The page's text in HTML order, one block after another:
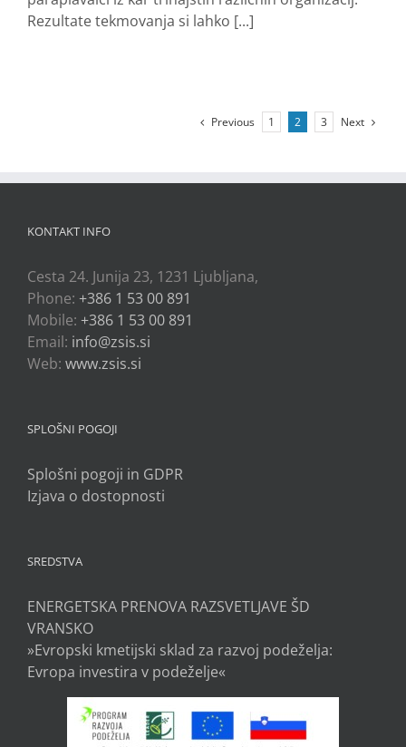
Rezultate tekmovanja si lahko [...]
Previous 1 2 3 Next
KONTAKT INFO
Cesta 24. Junija 23, 1231 Ljubljana,
Phone: +386 1 53 00 891
Mobile: +386 1 53 00 891
Email: info@zsis.si
Web: www.zsis.si
SPLOŠNI POGOJI
Splošni pogoji in GDPR
Izjava o dostopnosti
SREDSTVA
ENERGETSKA PRENOVA RAZSVETLJAVE ŠD
VRANSKO
»Evropski kmetijski sklad za razvoj podeželja:
Evropa investira v podeželje«